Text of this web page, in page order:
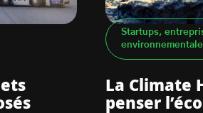
Startups,
La Climate
penser